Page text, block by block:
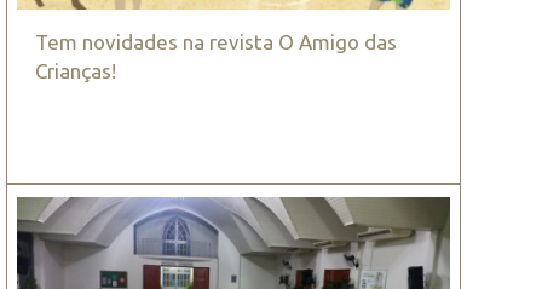
Tem novidades na revista O Amigo das
Crianças!